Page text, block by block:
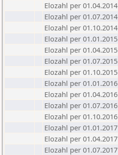
Elozahl per 01.04.2014
Elozahl per 01.07.2014
Elozahl per 01.10.2014
Elozahl per 01.01.2015
Elozahl per 01.04.2015
Elozahl per 01.07.2015
Elozahl per 01.10.2015
Elozahl per 01.01.2016
Elozahl per 01.04.2016
Elozahl per 01.07.2016
Elozahl per 01.10.2016
Elozahl per 01.01.2017
Elozahl per 01.04.2017
Elozahl per 01.07.2017